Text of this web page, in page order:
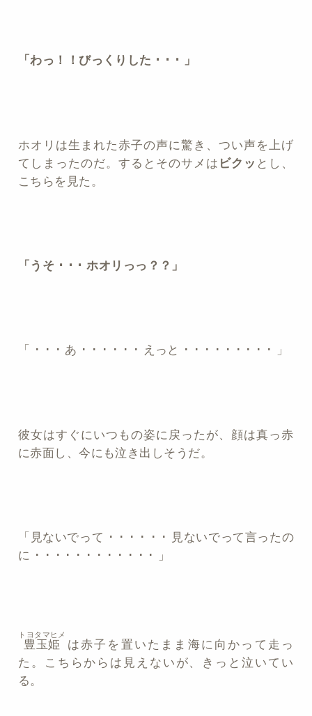
「わっ！！びっくりした ･ ･ ･ 」
ホオリは生まれた赤子の声に驚き、つい声を上げ
てしまったのだ。するとそのサメは ビクッ とし、
こちらを見た。
「うそ ･ ･ ･ ホオリっっ？？」
「 ･ ･ ･ あ ･ ･ ･ ･ ･ ･ えっと ･ ･ ･ ･ ･ ･ ･ ･ ･ 」
彼女はすぐにいつもの姿に戻ったが、顔は真っ赤
に赤面し、今にも泣き出しそうだ。
「見ないでって ･ ･ ･ ･ ･ ･ 見ないでって言ったの
に ･ ･ ･ ･ ･ ･ ･ ･ ･ ･ ･ ･ 」
豊玉姫
トヨタマヒメ
は赤子を置いたまま海に向かって走っ
た。こちらからは見えないが、きっと泣いてい
る。